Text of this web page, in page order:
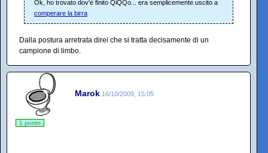
Ok, ho trovato dov'è finito QiQQo... era semplicemente uscito a
comperare la birra
Dalla postura arretrata direi che si tratta decisamente di un
campione di limbo.
Marok 16/10/2009, 15:05
1 punto